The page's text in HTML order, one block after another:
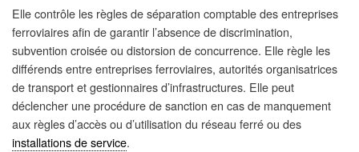
Elle contrôle les règles de séparation comptable des entreprises
ferroviaires afin de garantir l’absence de discrimination,
subvention croisée ou distorsion de concurrence. Elle règle les
différends entre entreprises ferroviaires, autorités organisatrices
de transport et gestionnaires d’infrastructures. Elle peut
déclencher une procédure de sanction en cas de manquement
aux règles d’accès ou d’utilisation du réseau ferré ou des
installations de service.